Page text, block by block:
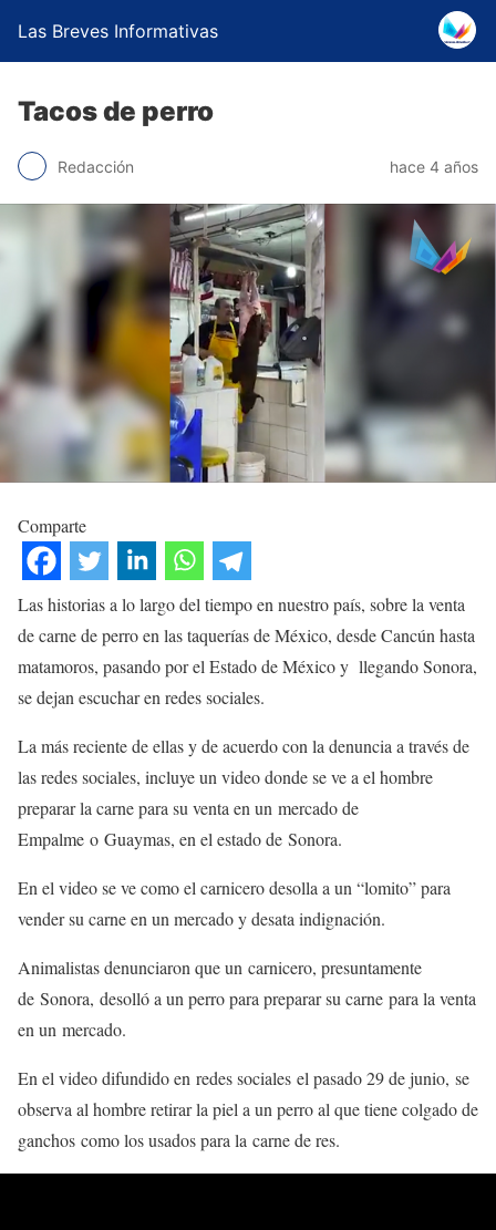
Las Breves Informativas
Tacos de perro
Redacción hace 4 años
Comparte
Las historias a lo largo del tiempo en nuestro país, sobre la venta
de carne de perro en las taquerías de México, desde Cancún hasta
matamoros, pasando por el Estado de México y llegando Sonora,
se dejan escuchar en redes sociales.
La más reciente de ellas y de acuerdo con la denuncia a través de
las redes sociales, incluye un video donde se ve a el hombre
preparar la carne para su venta en un mercado de
Empalme o Guaymas, en el estado de Sonora.
En el video se ve como el carnicero desolla a un “lomito” para
vender su carne en un mercado y desata indignación.
Animalistas denunciaron que un carnicero, presuntamente
de Sonora, desolló a un perro para preparar su carne para la venta
en un mercado.
En el video difundido en redes sociales el pasado 29 de junio, se
observa al hombre retirar la piel a un perro al que tiene colgado de
ganchos como los usados para la carne de res.